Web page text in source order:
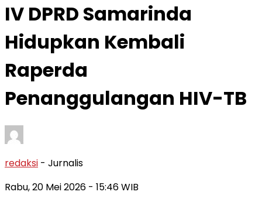
IV DPRD Samarinda
Hidupkan Kembali
Raperda
Penanggulangan HIV-TB
redaksi - Jurnalis
Rabu, 20 Mei 2026 - 15:46 WIB